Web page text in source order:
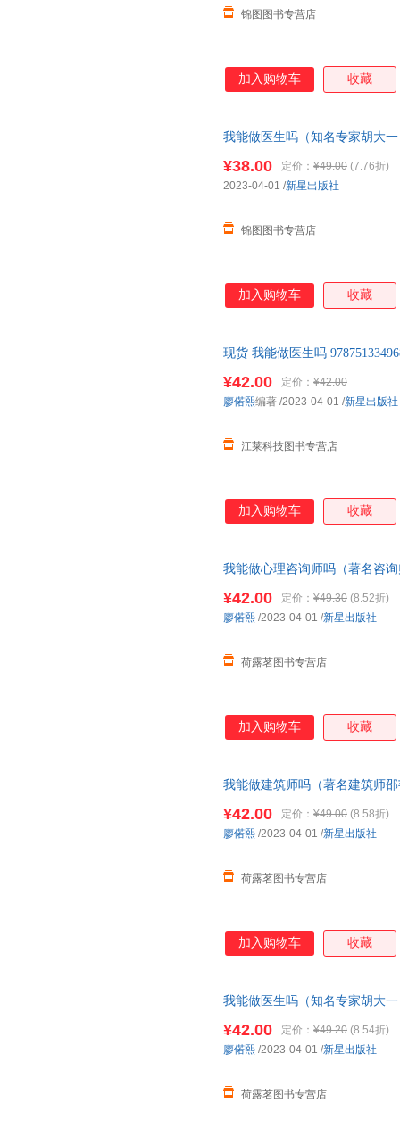
锦图图书专营店
加入购物车 收藏
我能做医生吗（知名专家胡大
¥38.00 定价： ¥49.00 (7.76折)
锦图图书专营店
2023-04-01 /新星出版社
加入购物车 收藏
现货 我能做医生吗
¥42.00 定价： ¥42.00
江莱科技图书专营店
廖偌熙编著 /2023-04-01 /新星出版社
加入购物车 收藏
我能做心理咨询师吗（著名咨
¥42.00 定价： ¥49.30 (8.52折)
荷露茗图书专营店
廖偌熙 /2023-04-01 /新星出版社
加入购物车 收藏
我能做建筑师吗（著名建筑师
¥42.00 定价： ¥49.00 (8.58折)
荷露茗图书专营店
廖偌熙 /2023-04-01 /新星出版社
加入购物车 收藏
我能做医生吗（知名专家胡大
¥42.00 定价： ¥49.20 (8.54折)
荷露茗图书专营店
廖偌熙 /2023-04-01 /新星出版社